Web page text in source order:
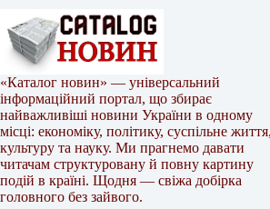
«Каталог новин» — універсальний
інформаційний портал, що збирає
найважливіші новини України в одному
місці: економіку, політику, суспільне життя,
культуру та науку. Ми прагнемо давати
читачам структуровану й повну картину
подій в країні. Щодня — свіжа добірка
головного без зайвого.